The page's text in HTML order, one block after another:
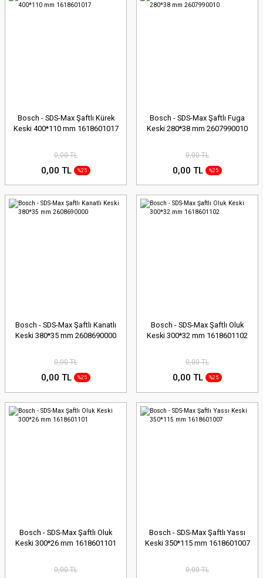
Bosch - SDS-Max Şaftlı Kürek
Keski 400*110 mm 1618601017
0,00 TL
0,00 TL %25
Bosch - SDS-Max Şaftlı Fuga
Keski 280*38 mm 2607990010
0,00 TL
0,00 TL %25
Bosch - SDS-Max Şaftlı Kanatlı
Keski 380*35 mm 2608690000
0,00 TL
0,00 TL %25
Bosch - SDS-Max Şaftlı Oluk
Keski 300*32 mm 1618601102
0,00 TL
0,00 TL %25
Bosch - SDS-Max Şaftlı Oluk
Keski 300*26 mm 1618601101
0,00 TL
Bosch - SDS-Max Şaftlı Yassı
Keski 350*115 mm 1618601007
0,00 TL